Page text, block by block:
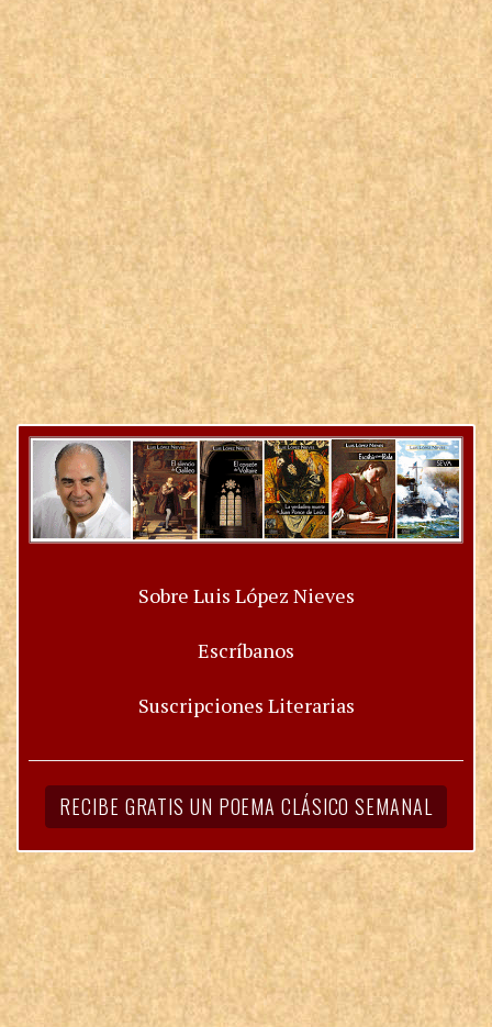
Sobre Luis López Nieves
Escríbanos
Suscripciones Literarias
RECIBE GRATIS UN POEMA CLÁSICO SEMANAL